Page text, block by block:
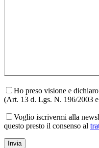
Ho preso visione e
(Art. 13 d. Lgs. N. 196/2003
Voglio iscrivermi alla
questo presto il consenso al